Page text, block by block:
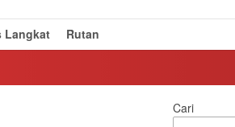
Langkat Rutan
Cari